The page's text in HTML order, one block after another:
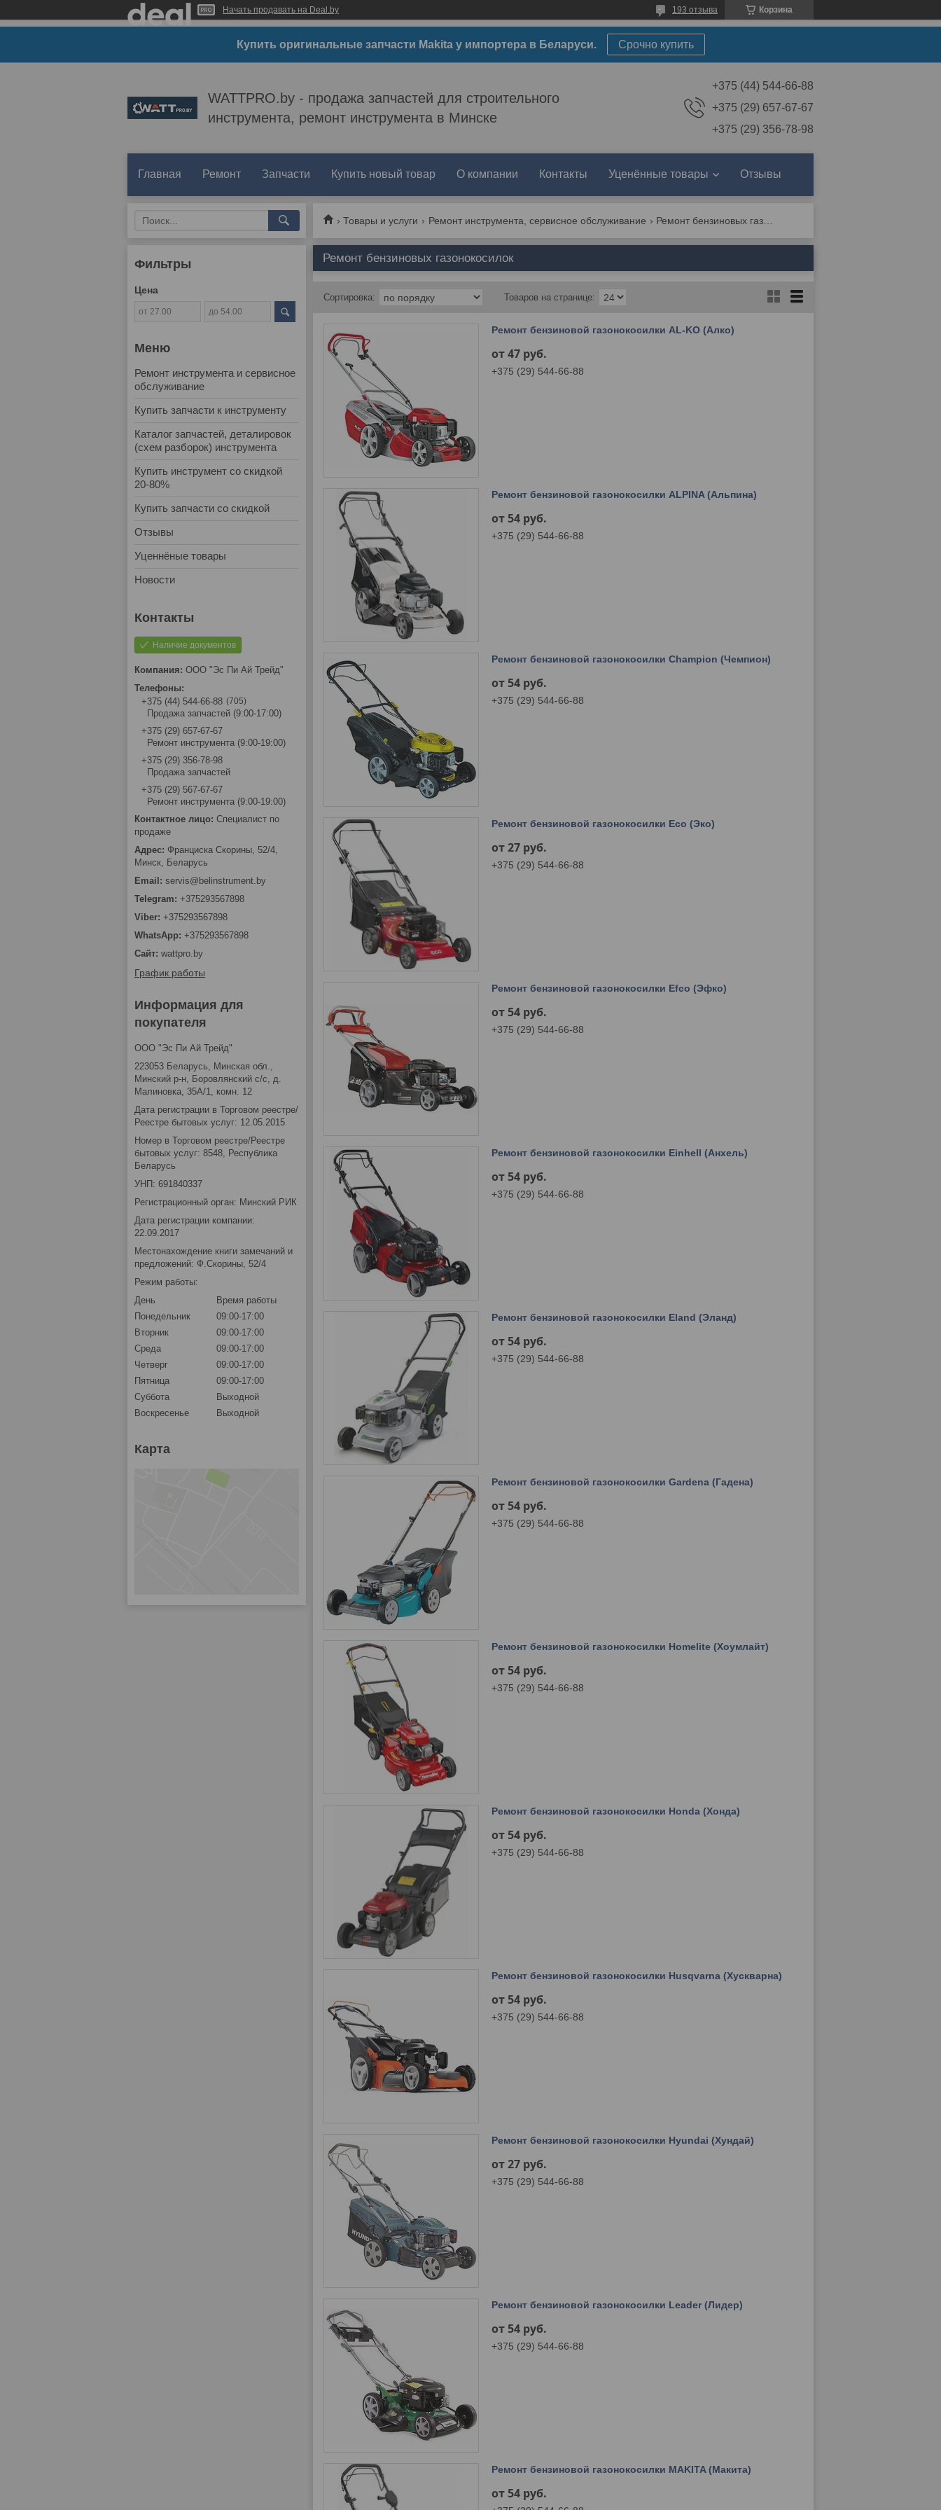
Начать продавать на Deal.by Корзина
193 отзыва
Купить оригинальные запчасти Makita у импортера в Беларуси. Срочно купить
WATTPRO.by - продажа запчастей для строительного
инструмента, ремонт инструмента в Минске
+375 (44) 544-66-88
+375 (29) 657-67-67
+375 (29) 356-78-98
Главная Ремонт Запчасти Купить новый товар О компании Контакты Уценённые товары Отзывы
Товары и услуги Ремонт инструмента, сервисное обслуживание
Ремонт бензиновых газонокосилок
Ремонт бензиновой газонокосилки AL-KO (Алко)
от 47 руб.
+375 (29) 544-66-88
Ремонт бензиновой газонокосилки ALPINA (Альпина)
от 54 руб.
+375 (29) 544-66-88
Ремонт бензиновой газонокосилки Champion (Чемпион)
от 54 руб.
+375 (29) 544-66-88
Ремонт бензиновой газонокосилки Eco (Эко)
от 27 руб.
+375 (29) 544-66-88
Ремонт бензиновой газонокосилки Efco (Эфко)
от 54 руб.
+375 (29) 544-66-88
Ремонт бензиновой газонокосилки Einhell (Анхель)
от 54 руб.
+375 (29) 544-66-88
Ремонт бензиновой газонокосилки Eland (Эланд)
от 54 руб.
+375 (29) 544-66-88
Ремонт бензиновой газонокосилки Gardena (Гадена)
от 54 руб.
+375 (29) 544-66-88
Ремонт бензиновой газонокосилки Homelite (Хоумлайт)
от 54 руб.
+375 (29) 544-66-88
Ремонт бензиновой газонокосилки Honda (Хонда)
от 54 руб.
+375 (29) 544-66-88
Ремонт бензиновой газонокосилки Husqvarna (Хускварна)
от 54 руб.
+375 (29) 544-66-88
Ремонт бензиновой газонокосилки Hyundai (Хундай)
от 27 руб.
+375 (29) 544-66-88
Ремонт бензиновой газонокосилки Leader (Лидер)
от 54 руб.
+375 (29) 544-66-88
Ремонт бензиновой газонокосилки MAKITA (Макита)
от 54 руб.
Фильтры
Цена
Ремонт инструмента и сервисное
обслуживание
Купить запчасти к инструменту
Каталог запчастей, деталировок
(схем разборок) инструмента
Купить инструмент со скидкой
20-80%
Купить запчасти со скидкой
Отзывы
Уценнёные товары
Новости
Наличие документов
ООО "Эс Пи Ай Трейд"
+375 (44) 544-66-88 705
Продажа запчастей (9:00-17:00)
+375 (29) 657-67-67
Ремонт инструмента (9:00-19:00)
+375 (29) 356-78-98
Продажа запчастей
+375 (29) 567-67-67
Ремонт инструмента (9:00-19:00)
Специалист по
продаже
Франциска Скорины, 52/4,
Минск, Беларусь
servis@belinstrument.by
+375293567898
+375293567898
+375293567898
wattpro.by
График работы
Информация для
покупателя
ООО "Эс Пи Ай Трейд"
223053 Беларусь, Минская обл.,
Минский р-н, Боровлянский с/с, д.
Малиновка, 35А/1, комн. 12
Дата регистрации в Торговом реестре/
Реестре бытовых услуг: 12.05.2015
Номер в Торговом реестре/Реестре
бытовых услуг: 8548, Республика
Беларусь
УНП: 691840337
Регистрационный орган: Минский РИК
Дата регистрации компании:
22.09.2017
Местонахождение книги замечаний и
предложений: Ф.Скорины, 52/4
Режим работы:
День
Время работы
Понедельник
09:00-17:00
Вторник
09:00-17:00
Среда
09:00-17:00
Четверг
09:00-17:00
Пятница
09:00-17:00
Суббота
Выходной
Воскресенье
Выходной
Карта